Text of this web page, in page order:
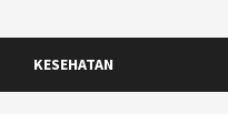
KESEHATAN